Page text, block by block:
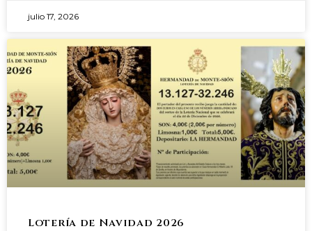
julio 17, 2026
Lotería de Navidad 2026